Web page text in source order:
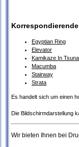
Egyptian Ring
Elevator
Kamikaze In
Macumba
Stairway
Strata
Es handelt sich um einen
Die Bildschirmdarstellung
Wir bieten Ihnen bei